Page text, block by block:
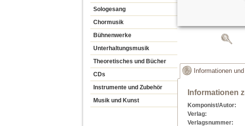
Sologesang
Chormusik
Bühnenwerke
Unterhaltungsmusik
Theoretisches und Bücher
CDs
Instrumente und Zubehör
Musik und Kunst
Informationen
Informationen
Komponist/Autor:
Verlag:
Verlagsnummer: